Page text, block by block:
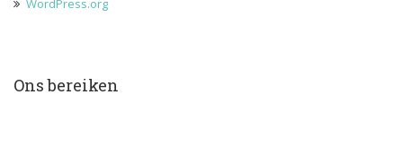
WordPress.org
Ons bereiken